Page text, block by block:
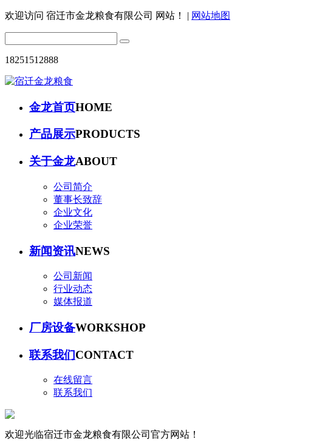
欢迎访问 宿迁市金龙粮食有限公司 网站！ | 网站地图
18251512888
金龙首页HOME
产品展示PRODUCTS
关于金龙ABOUT
公司简介
董事长致辞
企业文化
企业荣誉
新闻资讯NEWS
公司新闻
行业动态
媒体报道
厂房设备WORKSHOP
联系我们CONTACT
在线留言
联系我们
欢迎光临宿迁市金龙粮食有限公司 官方网站！